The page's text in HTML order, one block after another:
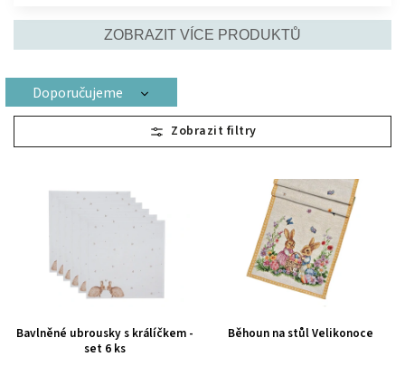
ZOBRAZIT VÍCE PRODUKTŮ
Doporučujeme
Nejlevnější
Nejdražší
Abecedně
Bavlněné ubrousky s králíčkem -
set 6 ks
Běhoun na stůl Velikonoce